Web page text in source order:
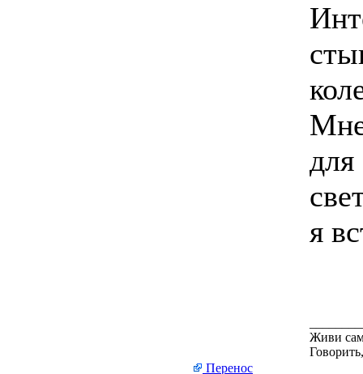
для
я
Живи
Перенос